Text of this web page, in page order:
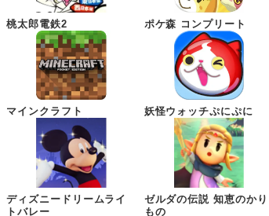
桃太郎電鉄2 ポケ森 コンプリート
マインクラフト 妖怪ウォッチぷにぷに
ディズニードリームライ
トバレー
ゼルダの伝説 知恵のかり
もの